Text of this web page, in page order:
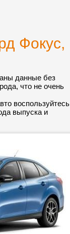
Фокус,
данные без
что не очень
воспользуйтесь
выпуска и